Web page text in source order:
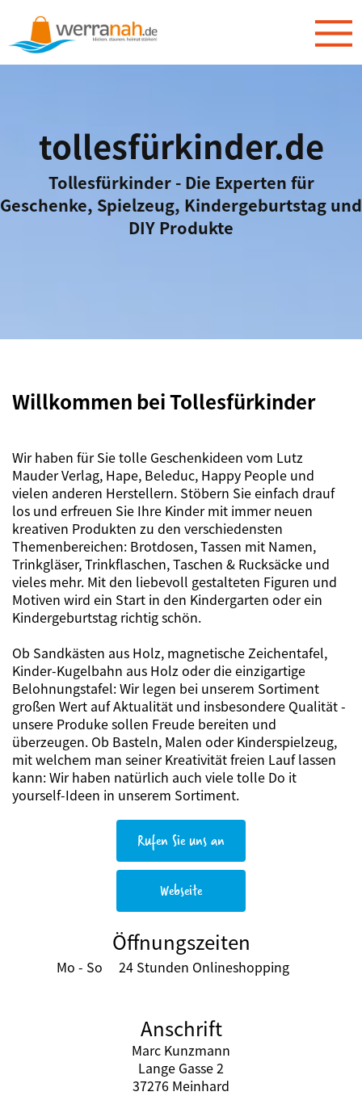
tollesfürkinder.de
Tollesfürkinder - Die Experten für
Geschenke, Spielzeug, Kindergeburtstag und
DIY Produkte
Willkommen bei Tollesfürkinder
Wir haben für Sie tolle Geschenkideen vom Lutz
Mauder Verlag, Hape, Beleduc, Happy People und
vielen anderen Herstellern. Stöbern Sie einfach drauf
los und erfreuen Sie Ihre Kinder mit immer neuen
kreativen Produkten zu den verschiedensten
Themenbereichen: Brotdosen, Tassen mit Namen,
Trinkgläser, Trinkflaschen, Taschen & Rucksäcke und
vieles mehr. Mit den liebevoll gestalteten Figuren und
Motiven wird ein Start in den Kindergarten oder ein
Kindergeburtstag richtig schön.
Ob Sandkästen aus Holz, magnetische Zeichentafel,
Kinder-Kugelbahn aus Holz oder die einzigartige
Belohnungstafel: Wir legen bei unserem Sortiment
großen Wert auf Aktualität und insbesondere Qualität -
unsere Produke sollen Freude bereiten und
überzeugen. Ob Basteln, Malen oder Kinderspielzeug,
mit welchem man seiner Kreativität freien Lauf lassen
kann: Wir haben natürlich auch viele tolle Do it
yourself-Ideen in unserem Sortiment.
Rufen Sie uns an
Webseite
Öffnungszeiten
Mo - So 24 Stunden Onlineshopping
Anschrift
Marc Kunzmann
Lange Gasse 2
37276 Meinhard